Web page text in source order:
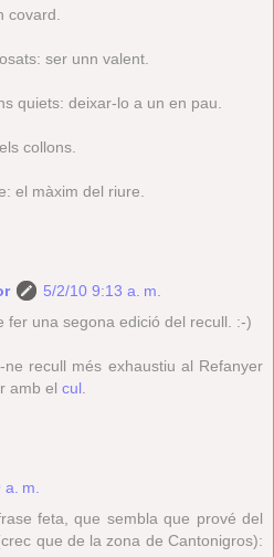
covard.
ser unn valent.
quiets: deixar-lo a un en pau.
collons.
el màxim del riure.
5/2/10 9:13 a. m.
fer una segona edició del recull. :-)
recull més exhaustiu al Refanyer
amb el cul
m.
feta, que sembla que prové del
que de la zona de Cantonigros):